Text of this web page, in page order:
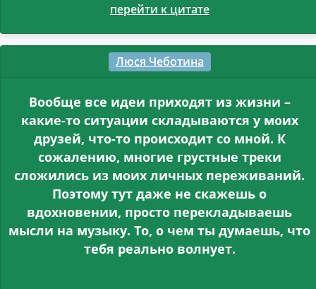
перейти к цитате
Люся Чеботина
Вообще все идеи приходят из жизни –
какие-то ситуации складываются у моих
друзей, что-то происходит со мной. К
сожалению, многие грустные треки
сложились из моих личных переживаний.
Поэтому тут даже не скажешь о
вдохновении, просто перекладываешь
мысли на музыку. То, о чем ты думаешь, что
тебя реально волнует.